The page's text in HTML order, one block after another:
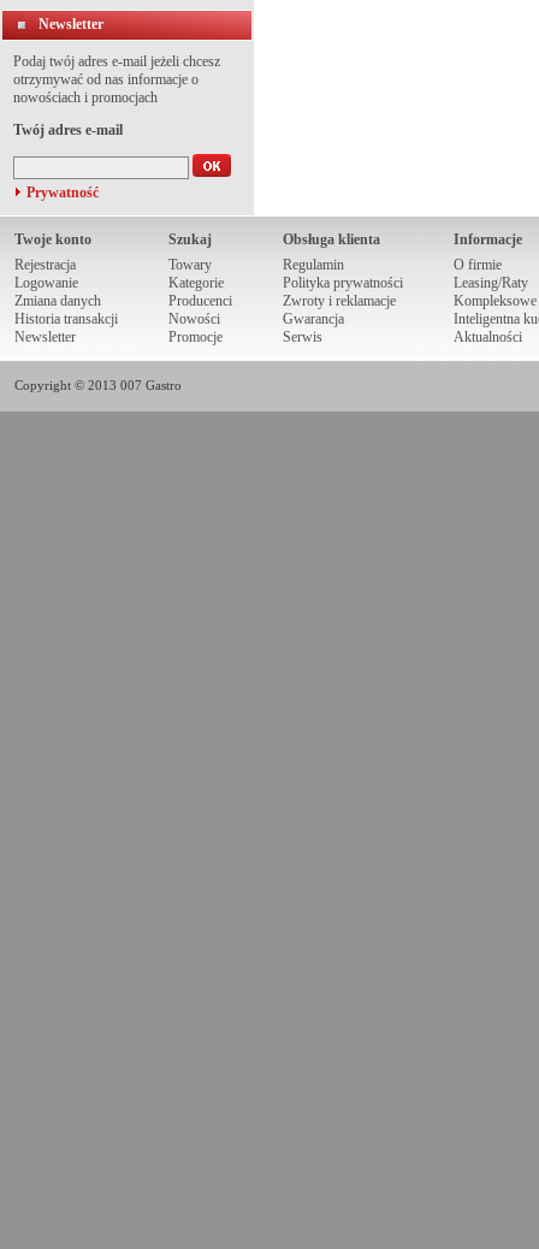
Newsletter
Podaj twój adres e-mail jeżeli chcesz
otrzymywać od nas informacje o
nowościach i promocjach
Twój adres e-mail
Prywatność
Twoje konto
Rejestracja
Logowanie
Zmiana danych
Historia transakcji
Newsletter
Szukaj
Towary
Kategorie
Producenci
Nowości
Promocje
Obsługa klienta
Regulamin
Polityka prywatności
Zwroty i reklamacje
Gwarancja
Serwis
Informacje
O firmie
Leasing/Raty
Kompleksowe
Inteligentna
Aktualności
Copyright © 2013 007 Gastro